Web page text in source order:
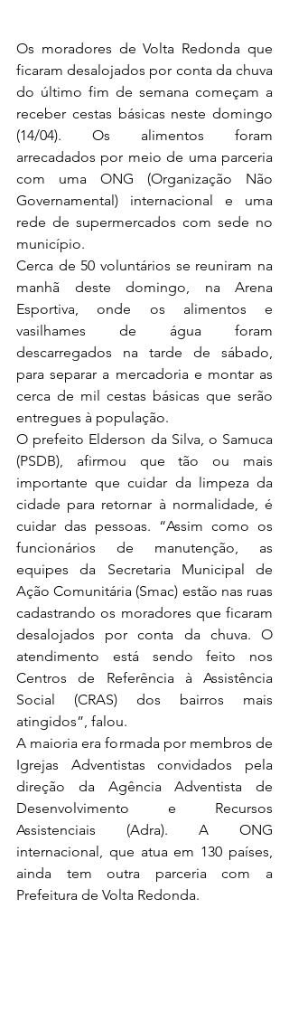
Os moradores de Volta Redonda que
ficaram desalojados por conta da chuva
do último fim de semana começam a
receber cestas básicas neste domingo
(14/04). Os alimentos foram
arrecadados por meio de uma parceria
com uma ONG (Organização Não
Governamental) internacional e uma
rede de supermercados com sede no
município.
Cerca de 50 voluntários se reuniram na
manhã deste domingo, na Arena
Esportiva, onde os alimentos e
vasilhames de água foram
descarregados na tarde de sábado,
para separar a mercadoria e montar as
cerca de mil cestas básicas que serão
entregues à população.
O prefeito Elderson da Silva, o Samuca
(PSDB), afirmou que tão ou mais
importante que cuidar da limpeza da
cidade para retornar à normalidade, é
cuidar das pessoas. “Assim como os
funcionários de manutenção, as
equipes da Secretaria Municipal de
Ação Comunitária (Smac) estão nas ruas
cadastrando os moradores que ficaram
desalojados por conta da chuva. O
atendimento está sendo feito nos
Centros de Referência à Assistência
Social (CRAS) dos bairros mais
atingidos”, falou.
A maioria era formada por membros de
Igrejas Adventistas convidados pela
direção da Agência Adventista de
Desenvolvimento e Recursos
Assistenciais (Adra). A ONG
internacional, que atua em 130 países,
ainda tem outra parceria com a
Prefeitura de Volta Redonda.